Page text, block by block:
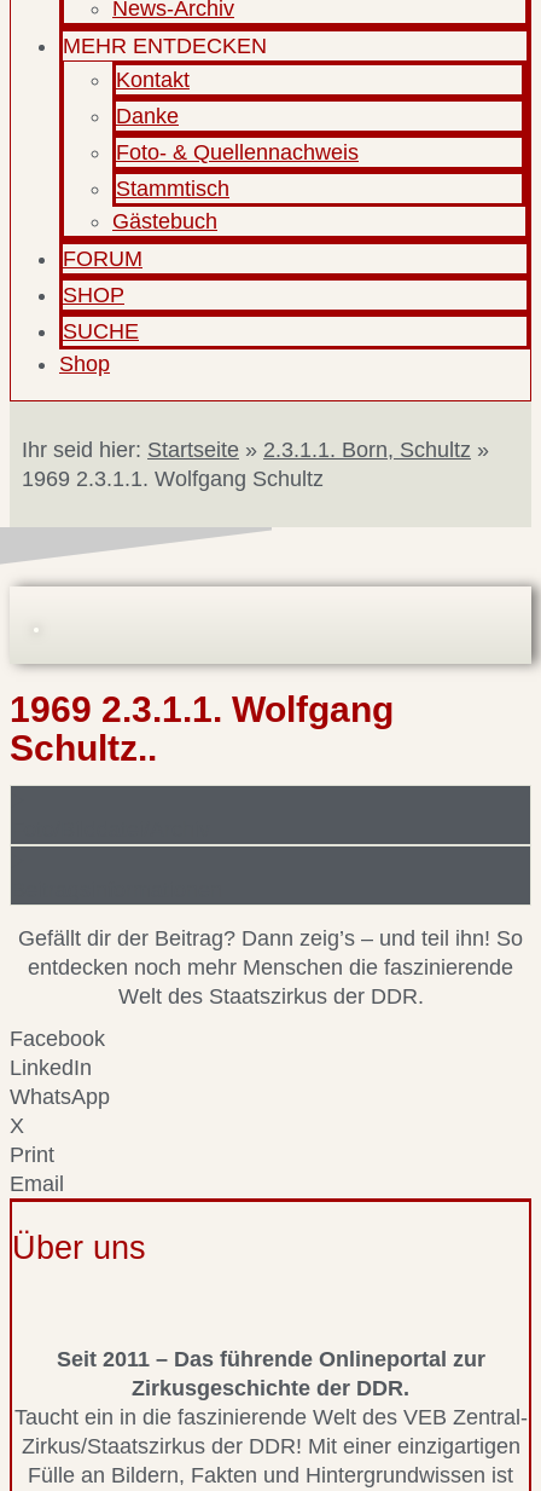
News-Archiv
MEHR ENTDECKEN
Kontakt
Danke
Foto- & Quellennachweis
Stammtisch
Gästebuch
FORUM
SHOP
SUCHE
Shop
Ihr seid hier: Startseite » 2.3.1.1. Born, Schultz »
1969 2.3.1.1. Wolfgang Schultz
1969 2.3.1.1. Wolfgang
Schultz..
Gefällt dir der Beitrag? Dann zeig’s – und teil ihn! So
entdecken noch mehr Menschen die faszinierende
Welt des Staatszirkus der DDR.
Facebook
LinkedIn
WhatsApp
X
Print
Email
Über uns
Seit 2011 – Das führende Onlineportal zur
Zirkusgeschichte der DDR.
Taucht ein in die faszinierende Welt des VEB Zentral-
Zirkus/Staatszirkus der DDR! Mit einer einzigartigen
Fülle an Bildern, Fakten und Hintergrundwissen ist